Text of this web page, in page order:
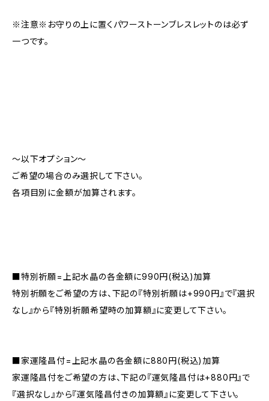
※注意※お守りの上に置くパワーストーンブレスレットのは必ず
一つです。
〜以下オプション〜
ご希望の場合のみ選択して下さい。
各項目別に金額が加算されます。
■特別祈願=上記水晶の各金額に990円(税込)加算
特別祈願をご希望の方は、下記の『特別祈願は+990円』で『選択
なし』から『特別祈願希望時の加算額』に変更して下さい。
■家運隆昌付=上記水晶の各金額に880円(税込)加算
家運隆昌付をご希望の方は、下記の『運気隆昌付は+880円』で
『選択なし』から『運気隆昌付きの加算額』に変更して下さい。